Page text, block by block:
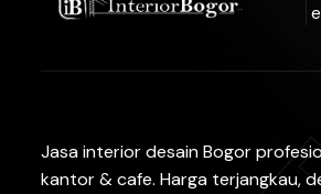
Jasa interior desain Bogor
kantor & cafe. Harga terjangkau,